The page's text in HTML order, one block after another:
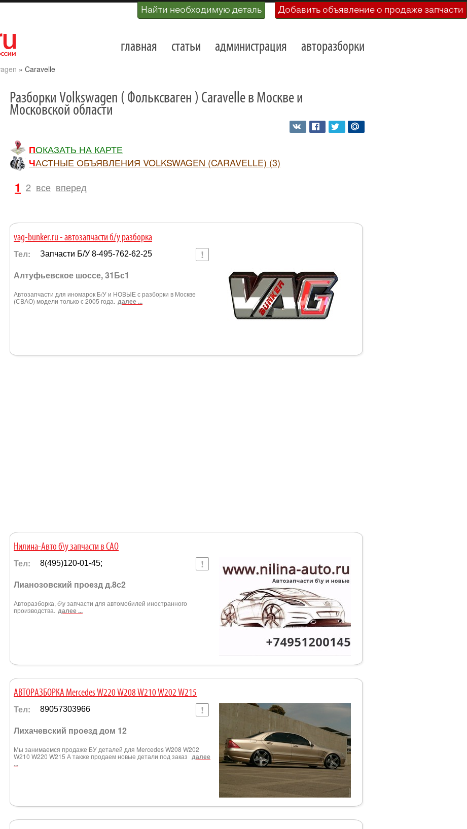
Найти необходимую деталь Добавить объявление о продаже запчасти
главная статьи администрация авторазборки
» Caravelle
Разборки Volkswagen ( Фольксваген ) Caravelle в Москве и
Московской области
ПОКАЗАТЬ НА КАРТЕ
ЧАСТНЫЕ ОБЪЯВЛЕНИЯ VOLKSWAGEN (CARAVELLE) (3)
1 2 все вперед
vag-bunker.ru - автозапчасти б/у разборка
Тел: Запчасти Б/У 8-495-762-62-25
Алтуфьевское шоссе, 31Бс1
Автозапчасти для иномарок Б/У и НОВЫЕ с разборки в Москве
(СВАО) модели только с 2005 года. далее ...
Нилина-Авто б\у запчасти в САО
Тел: 8(495)120-01-45;
Лианозовский проезд д.8с2
Авторазборка, б\у запчасти для автомобилей иностранного
производства. далее ...
АВТОРАЗБОРКА Mercedes W220 W208 W210 W202 W215
Тел: 89057303966
Лихачевский проезд дом 12
Мы занимаемся продаже БУ деталей для Mercedes W208 W202
W210 W220 W215 А также продаем новые детали под заказ далее
...